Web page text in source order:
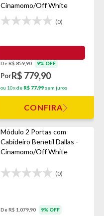
Cinamomo/Off White
(0)
De R$ 859,90 9% OFF
PorR$ 779,90
ou 10x de R$ 77,99 sem juros
CONFIRA
Módulo 2 Portas com
Cabideiro Benetil Dallas -
Cinamomo/Off White
(0)
De R$ 1.079,90 9% OFF